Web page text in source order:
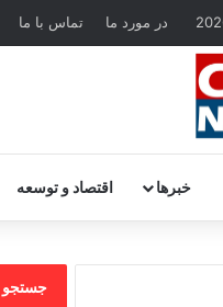
در مورد ما تماس با ما
خبرها اقتصاد و توسعه
برای: